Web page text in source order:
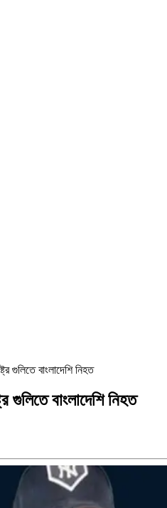
গুলিতে বাংলাদেশি নিহত
গুলিতে বাংলাদেশি নিহত